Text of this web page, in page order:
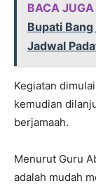
BACA JUGA
Bupati
Jadwal
Kegiatan
kemudian
berjamaah.
Menurut Guru
adalah mudah